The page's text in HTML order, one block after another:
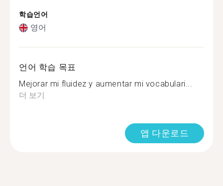
학습언어
영어
언어 학습 목표
Mejorar mi fluidez y aumentar mi vocabulari...
더 보기
앱 다운로드